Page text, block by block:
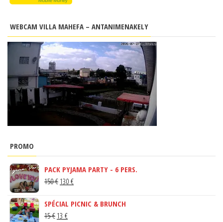
WEBCAM VILLA MAHEFA – ANTANIMENAKELY
PROMO
PACK PYJAMA PARTY - 6 PERS.
150€ LE
INITIAL
ÉTAIT :
130 €LE
ACTUEL
SPÉCIAL PICNIC & BRUNCH
15€ LE
13 €LE